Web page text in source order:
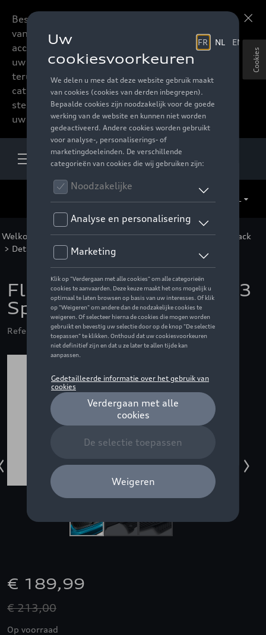
Beste accessoires-lovers,
vanaf nu kan u het hele
accessoire assortiment van
uw favoriete merk
terugvinden in de online
catalogus. Deze kunnen
steeds besteld worden via
uw verdeler.
Welkom Catalogus Audi >Packs >Fleet Protection Pack
> Detail
Fleet Protection Pack A3
Sportback
Referentie: BUNFPAUA3SB20
€ 189,99
€ 213,00
Op voorraad
Cookies